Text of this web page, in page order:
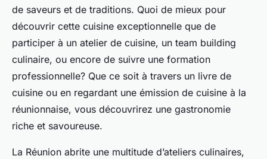
de saveurs et de traditions. Quoi de mieux pour
découvrir cette cuisine exceptionnelle que de
participer à un atelier de cuisine, un team building
culinaire, ou encore de suivre une formation
professionnelle? Que ce soit à travers un livre de
cuisine ou en regardant une émission de cuisine à la
réunionnaise, vous découvrirez une gastronomie
riche et savoureuse.
La Réunion abrite une multitude d’ateliers culinaires,